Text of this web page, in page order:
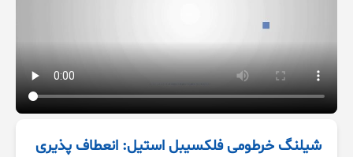
شیلنگ خرطومی فلکسیبل استیل: انعطاف پذیری